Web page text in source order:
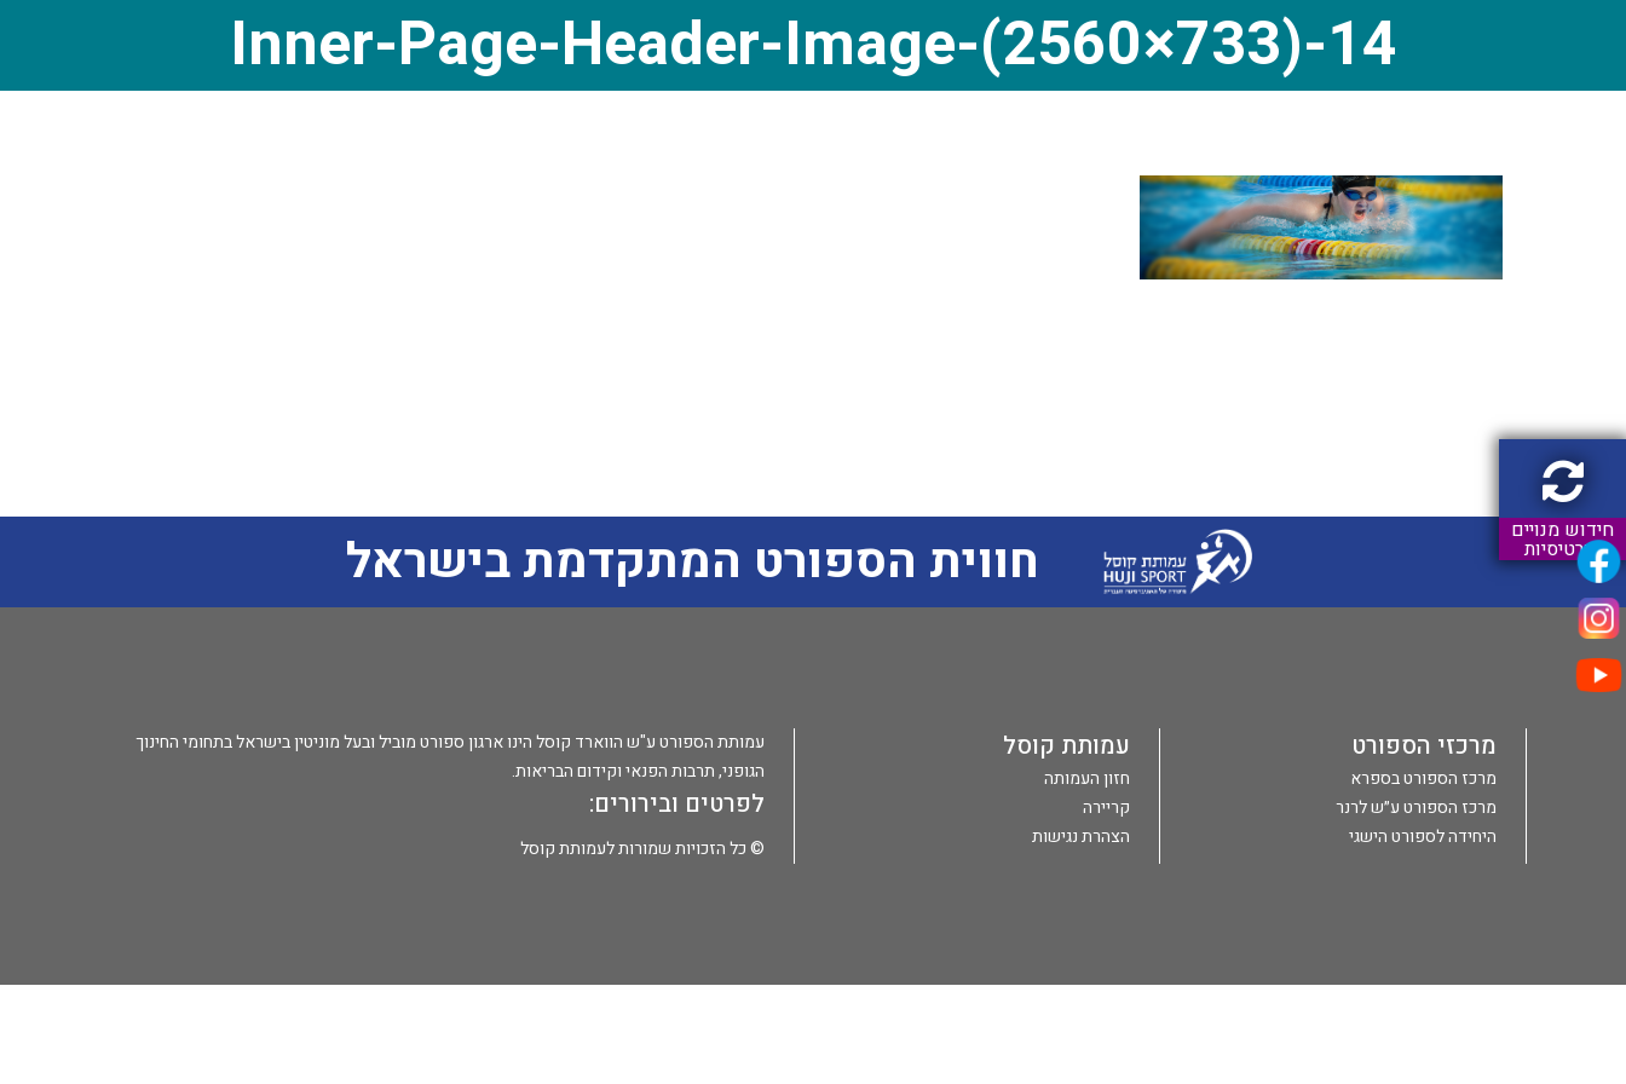
חידוש מנויים
וכרטיסיות
Inner-Page-Header-Image-(2560×733)-14
חווית הספורט המתקדמת בישראל
מרכזי הספורט
מרכז הספורט בספרא
מרכז הספורט ע״ש לרנר
היחידה לספורט הישגי
עמותת קוסל
חזון העמותה
קריירה
הצהרת נגישות
עמותת הספורט ע"ש הווארד קוסל הינו ארגון ספורט מוביל ובעל מוניטין בישראל בתחומי החינוך
הגופני, תרבות הפנאי וקידום הבריאות.
לפרטים ובירורים:
© כל הזכויות שמורות לעמותת קוסל